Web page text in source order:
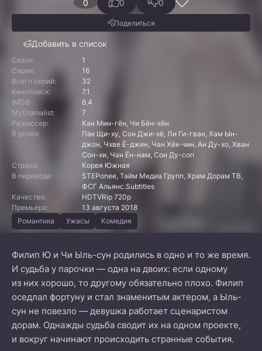
0
Добавить в список
0 0
Поделиться
Сезон:
1
Серия:
16
Всего серий:
32
Кинопоиск:
7.1
IMDB:
6.4
MyDramalist:
7
Режиссер:
Кан Мин-гён, Чи Бён-хён
В ролях:
Пак Щи-ху, Сон Джи-хё, Ли Ги-гван, Хам Ын-
джон, Чхве Ё-джин, Чан Хёк-чин, Ан Ду-хо, Хван
Сон-хи, Чан Ён-нам, Сон Ду-соп
Страна:
Корея Южная
В переводе:
STEPonee, Тайм Медиа Групп, Храм Дорам ТВ,
ФСГ Альянс.Subtitles
Качество:
HDTVRip 720p
Премьера:
13 августа 2018
Романтика
Ужасы Комедия
Филип Ю и Чи Ыль-сун родились в одно и то же время.
И судьба у парочки — одна на двоих: если одному
из них хорошо, то другому обязательно плохо. Филип
оседлал фортуну и стал знаменитым актером, а Ыль-
сун не повезло — девушка работает сценаристом
дорам. Однажды судьба сводит их на одном проекте,
и вокруг начинают происходить странные события.